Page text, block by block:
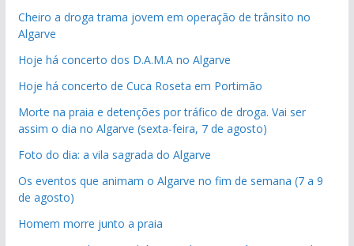
Cheiro a droga trama jovem em operação de trânsito no
Algarve
Hoje há concerto dos D.A.M.A no Algarve
Hoje há concerto de Cuca Roseta em Portimão
Morte na praia e detenções por tráfico de droga. Vai ser
assim o dia no Algarve (sexta-feira, 7 de agosto)
Foto do dia: a vila sagrada do Algarve
Os eventos que animam o Algarve no fim de semana (7 a 9
de agosto)
Homem morre junto a praia